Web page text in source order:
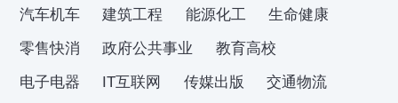
汽车机车
建筑工程 能源化工
生命健康
零售快消
政府公共事业
教育高校
电子电器
IT互联网 传媒出版
交通物流